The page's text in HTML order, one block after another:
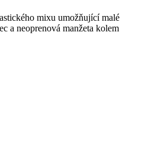
vodní sporty.Použití této
při chladné vodě jako první vrstva
TLC 5/3mm